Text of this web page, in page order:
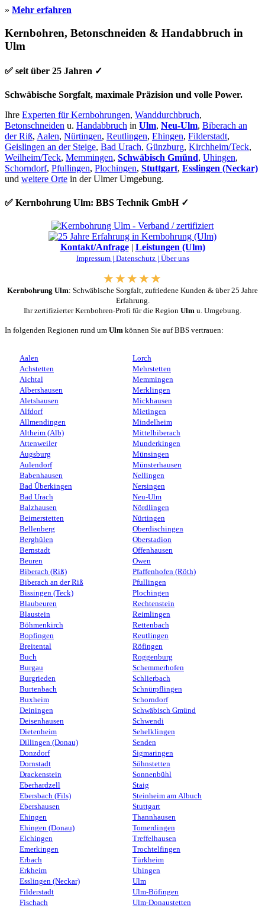
» Mehr erfahren
Kernbohren, Betonschneiden & Handabbruch in
Ulm
✅ seit über 25 Jahren ✓
Schwäbische Sorgfalt, maximale Präzision und volle Power.
Ihre Experten für Kernbohrungen, Wanddurchbruch,
Betonschneiden u. Handabbruch in Ulm, Neu-Ulm, Biberach an
der Riß, Aalen, Nürtingen, Reutlingen, Ehingen, Filderstadt,
Geislingen an der Steige, Bad Urach, Günzburg, Kirchheim/Teck,
Weilheim/Teck, Memmingen, Schwäbisch Gmünd, Uhingen,
Schorndorf, Pfullingen, Plochingen, Stuttgart, Esslingen (Neckar)
und weitere Orte in der Ulmer Umgebung.
✅ Kernbohrung Ulm: BBS Technik GmbH ✓
Kontakt/Anfrage| Leistungen (Ulm)
Impressum | Datenschutz | Über uns
Kernbohrung Ulm: Schwäbische Sorgfalt, zufriedene Kunden & über 25 Jahre
Erfahrung.
Ihr zertifizierter Kernbohren-Profi für die Region Ulm u. Umgebung.
In folgenden Regionen rund um Ulm können Sie auf BBS vertrauen:
Aalen
Achstetten
Aichtal
Albershausen
Aletshausen
Alfdorf
Allmendingen
Altheim (Alb)
Attenweiler
Augsburg
Aulendorf
Babenhausen
Bad Überkingen
Bad Urach
Balzhausen
Beimerstetten
Bellenberg
Berghülen
Bernstadt
Beuren
Biberach (Riß)
Biberach an der Riß
Bissingen (Teck)
Blaubeuren
Blaustein
Böhmenkirch
Bopfingen
Breitental
Buch
Burgau
Burgrieden
Burtenbach
Buxheim
Deiningen
Deisenhausen
Dietenheim
Dillingen (Donau)
Donzdorf
Dornstadt
Drackenstein
Eberhardzell
Ebersbach (Fils)
Ebershausen
Ehingen
Ehingen (Donau)
Elchingen
Emerkingen
Erbach
Erkheim
Esslingen (Neckar)
Filderstadt
Fischach
Lorch
Mehrstetten
Memmingen
Merklingen
Mickhausen
Mietingen
Mindelheim
Mittelbiberach
Munderkingen
Münsingen
Münsterhausen
Nellingen
Nersingen
Neu-Ulm
Nördlingen
Nürtingen
Oberdischingen
Oberstadion
Offenhausen
Owen
Pfaffenhofen (Röth)
Pfullingen
Plochingen
Rechtenstein
Reimlingen
Rettenbach
Reutlingen
Röfingen
Roggenburg
Schemmerhofen
Schlierbach
Schnürpflingen
Schorndorf
Schwäbisch Gmünd
Schwendi
Sehelklingen
Senden
Sigmaringen
Söhnstetten
Sonnenbühl
Staig
Steinheim am Albuch
Stuttgart
Thannhausen
Tomerdingen
Treffelhausen
Trochtelfingen
Türkheim
Uhingen
Ulm
Ulm-Böfingen
Ulm-Donaustetten